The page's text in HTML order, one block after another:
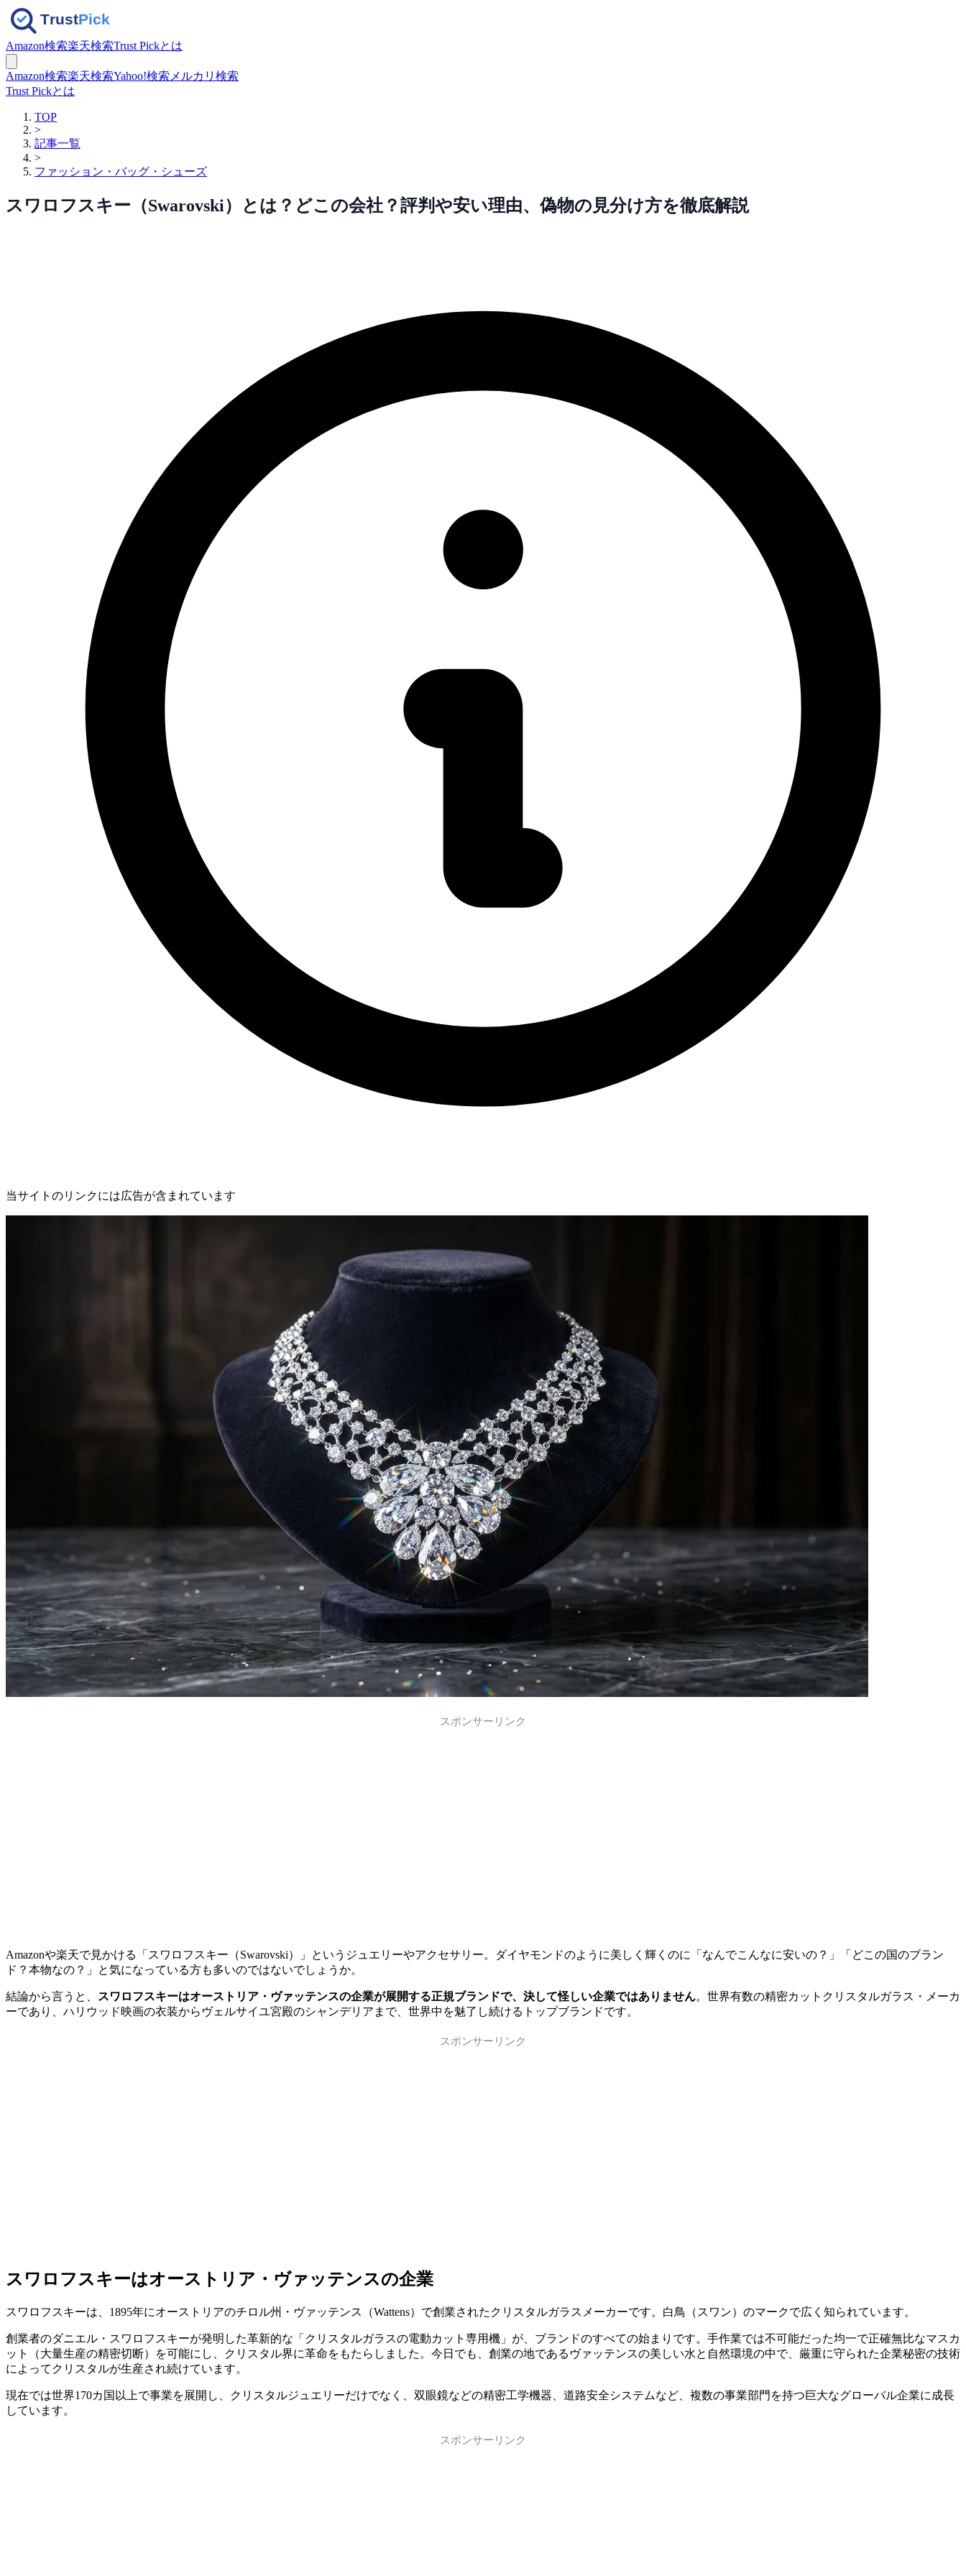
Amazon検索楽天検索Trust Pickとは
Amazon検索楽天検索Yahoo!検索 メルカリ検索
Trust Pickとは
TOP
>
記事一覧
>
ファッション・バッグ・シューズ
スワロフスキー（Swarovski）とは？どこの会社？評判や安い理由、偽物の見分け方を徹底解説
当サイトのリンクには広告が含まれています
スポンサーリンク
Amazonや楽天で見かける「スワロフスキー（Swarovski）」というジュエリーやアクセサリー。ダイヤモンドのように美しく輝くのに「なんでこんなに安いの？」「どこの国のブラン
ド？本物なの？」と気になっている方も多いのではないでしょうか。
結論から言うと、 スワロフスキーはオーストリア・ヴァッテンスの企業が展開する正規ブランドで、決して怪しい企業ではありません。世界有数の精密カットクリスタルガラス・メーカ
ーであり、ハリウッド映画の衣装からヴェルサイユ宮殿のシャンデリアまで、世界中を魅了し続けるトップブランドです。
スポンサーリンク
スワロフスキーはオーストリア・ヴァッテンスの企業
スワロフスキーは、1895年にオーストリアのチロル州・ヴァッテンス（Wattens）で創業されたクリスタルガラスメーカーです。白鳥（スワン）のマークで広く知られています。
創業者のダニエル・スワロフスキーが発明した革新的な「クリスタルガラスの電動カット専用機」が、ブランドのすべての始まりです。手作業では不可能だった均一で正確無比なマスカ
ット（大量生産の精密切断）を可能にし、クリスタル界に革命をもたらしました。今日でも、創業の地であるヴァッテンスの美しい水と自然環境の中で、厳重に守られた企業秘密の技術
によってクリスタルが生産され続けています。
現在では世界170カ国以上で事業を展開し、クリスタルジュエリーだけでなく、双眼鏡などの精密工学機器、道路安全システムなど、複数の事業部門を持つ巨大なグローバル企業に成長
しています。
スポンサーリンク